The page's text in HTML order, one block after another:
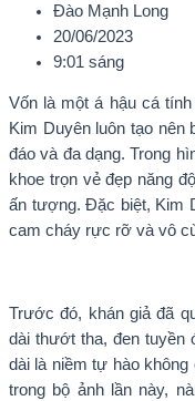
Đào Mạnh Long
20/06/2023
9:01 sáng
Vốn là một á hậu cá
Kim Duyên luôn tạo
đáo và đa dạng. Trong
khoe trọn vẻ đẹp năng
ấn tượng. Đặc biệt, Kim
cam cháy rực rỡ và vô
Trước đó, khán giả đã
dài thướt tha, đen tuyền
dài là niềm tự hào
trong bộ ảnh lần này,